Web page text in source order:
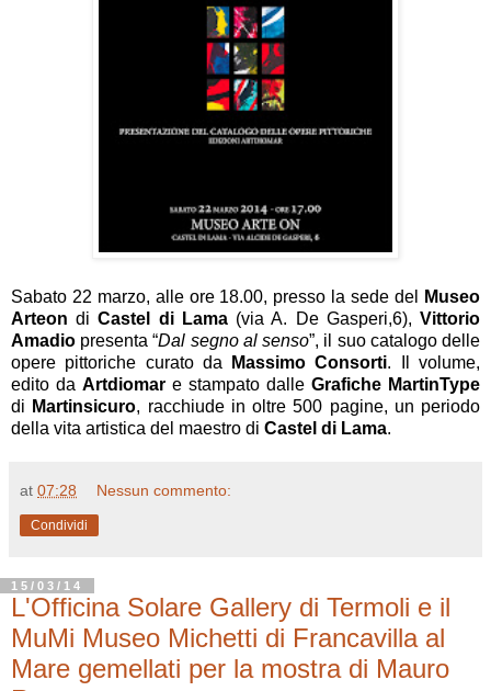
Sabato 22 marzo, alle ore 18.00, presso la sede del
Museo
ArteondiCastel di Lama(via A. De Gasperi,6),Vittorio
Amadio presenta “Dal segno al senso”, il suo catalogo delle
opere pittoriche curato da
Massimo Consorti. Il volume,
edito da Artdiomar e stampato dalle Grafiche MartinType
di Martinsicuro, racchiude in oltre 500 pagine, un periodo
della vita artistica del maestro di Castel di Lama.
at 07:28 Nessun commento:
Condividi
15/03/14
L'Officina Solare Gallery di Termoli e il
MuMi Museo Michetti di Francavilla al
Mare gemellati per la mostra di Mauro